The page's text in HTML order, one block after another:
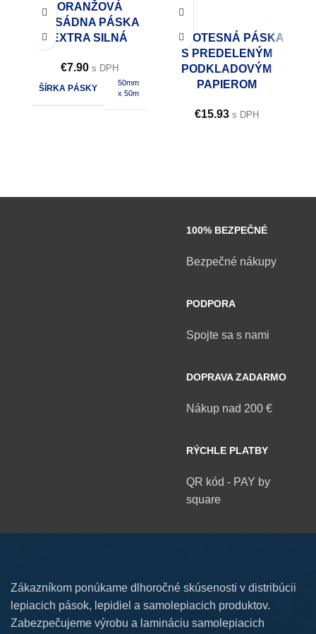
ORANŽOVÁ
FASÁDNA PÁSKA
EXTRA SILNÁ
€7.90 s DPH
ŠÍRKA PÁSKY
50mm
x 50m
PAROTESNÁ PÁSKA
S PREDELENÝM
PODKLADOVÝM
PAPIEROM
€15.93 s DPH
100% BEZPEČNÉ
Bezpečné nákupy
PODPORA
Spojte sa s nami
DOPRAVA ZADARMO
Nákup nad 200 €
RÝCHLE PLATBY
QR kód - PAY by
square
Zákazníkom ponúkame dlhoročné skúsenosti v distribúcii
lepiacich pások, lepidiel a samolepiacich produktov.
Zabezpečujeme výrobu a lamináciu samolepiacich